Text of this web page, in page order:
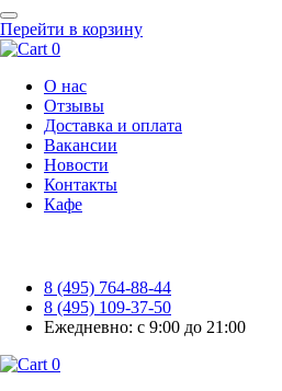
Перейти в корзину
0
О нас
Отзывы
Доставка и оплата
Вакансии
Новости
Контакты
Кафе
8 (495) 764-88-44
8 (495) 109-37-50
Ежедневно: с 9:00 до 21:00
0